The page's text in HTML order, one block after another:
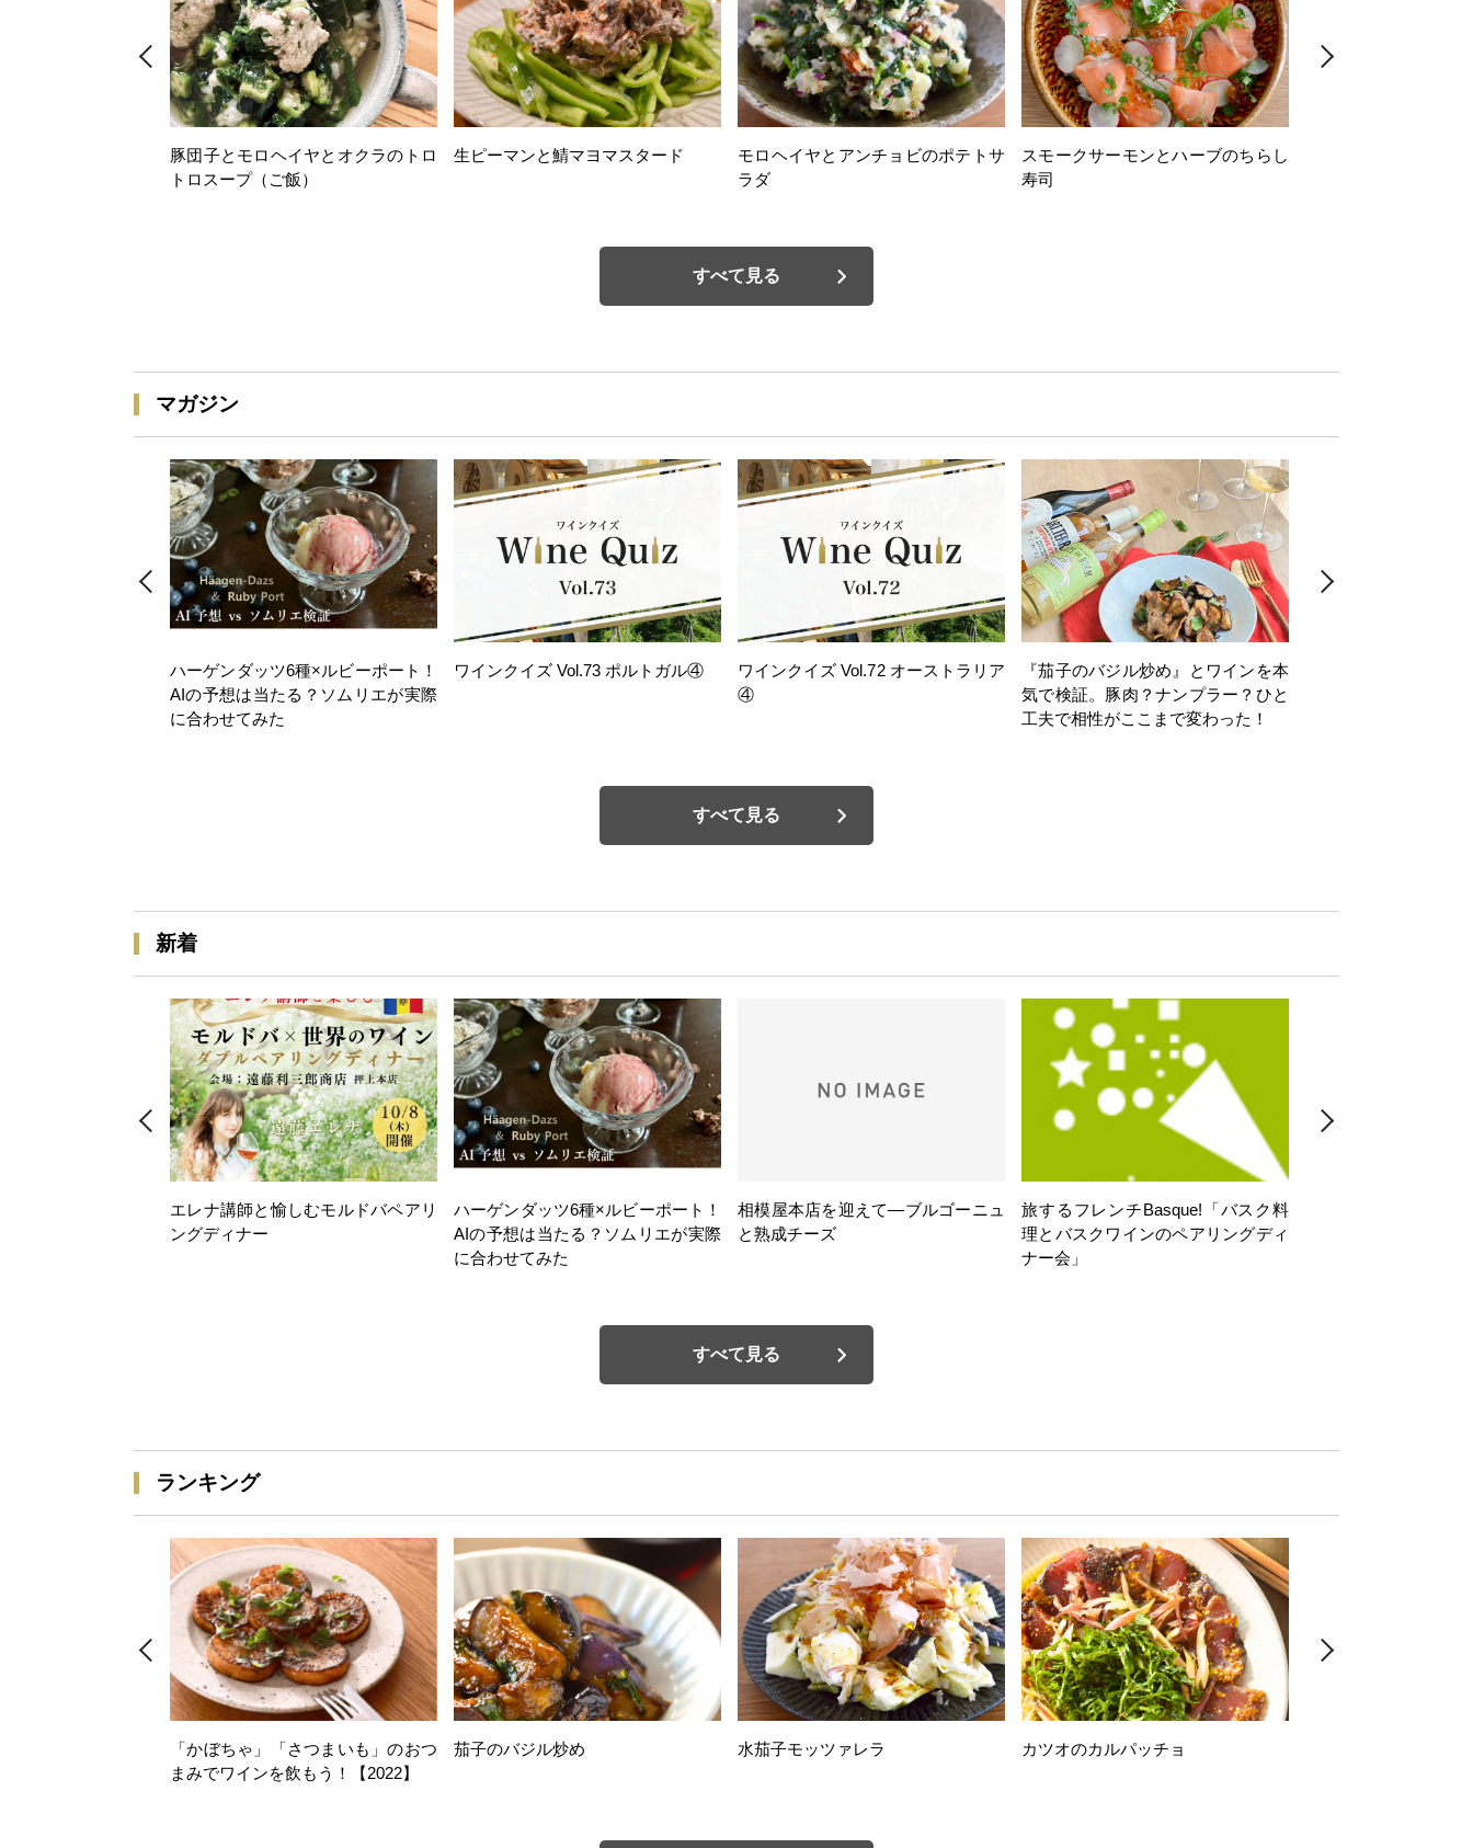
豚団子とモロヘイヤとオクラのトロ
トロスープ（ご飯）
生ピーマンと鯖マヨマスタード
モロヘイヤとアンチョビのポテトサ
ラダ
スモークサーモンとハーブのちらし
寿司
すべて見る
マガジン
ハーゲンダッツ6種×ルビーポート！
AIの予想は当たる？ソムリエが実際
に合わせてみた
ワインクイズ Vol.73 ポルトガル④
ワインクイズ Vol.72 オーストラリア
④
『茄子のバジル炒め』とワインを本
気で検証。豚肉？ナンプラー？ひと
工夫で相性がここまで変わった！
すべて見る
新着
エレナ講師と愉しむモルドバペアリ
ングディナー
ハーゲンダッツ6種×ルビーポート！
AIの予想は当たる？ソムリエが実際
に合わせてみた
相模屋本店を迎えて―ブルゴーニュ
と熟成チーズ
旅するフレンチBasque!「バスク料
理とバスクワインのペアリングディ
ナー会」
すべて見る
ランキング
「かぼちゃ」「さつまいも」のおつ
まみでワインを飲もう！【2022】
茄子のバジル炒め 水茄子モッツァレラ カツオのカルパッチョ